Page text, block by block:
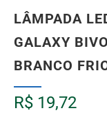
LÂMPADA
GALAXY
BRANCO
R$ 19,72